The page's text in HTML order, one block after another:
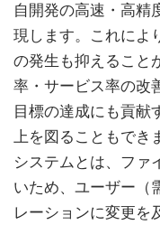
自開発の高速・高精
現します。これによ
の発生も抑えること
率・サービス率の改
目標の達成にも貢献
上を図ることもでき
システムとは、ファ
いため、ユーザー（
レーションに変更を